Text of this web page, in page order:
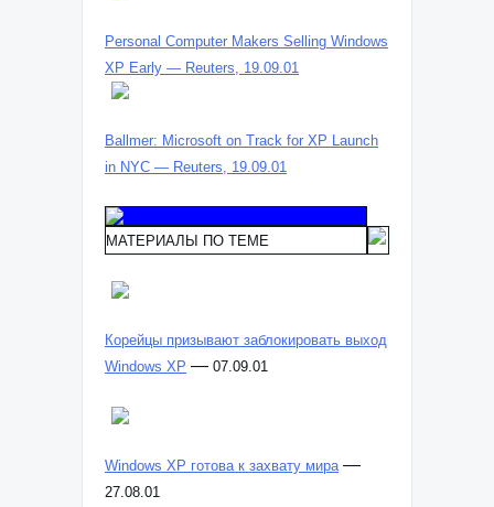
Personal Computer Makers Selling Windows
XP Early — Reuters, 19.09.01
Ballmer: Microsoft on Track for XP Launch
in NYC — Reuters, 19.09.01
МАТЕРИАЛЫ ПО ТЕМЕ
Корейцы призывают заблокировать выход
Windows XP — 07.09.01
Windows XP готова к захвату мира —
27.08.01